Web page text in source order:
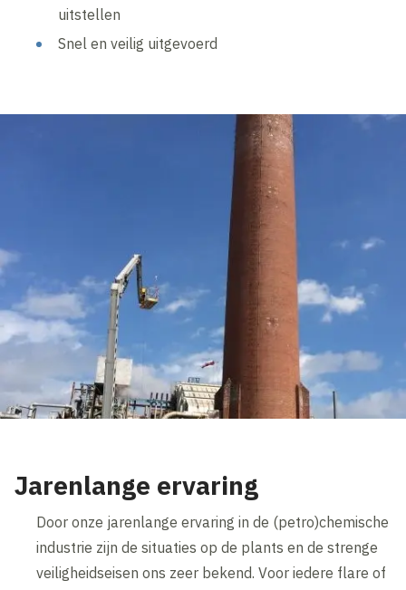
uitstellen
Snel en veilig uitgevoerd
Jarenlange ervaring
Door onze jarenlange ervaring in de (petro)chemische
industrie zijn de situaties op de plants en de strenge
veiligheidseisen ons zeer bekend. Voor iedere flare of